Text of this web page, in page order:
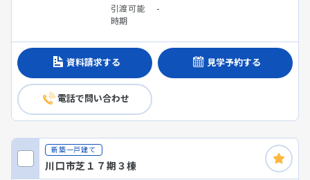
引渡可能
時期
-
資料請求する 見学予約する
電話で問い合わせ
新築一戸建て
川口市芝１７期３棟